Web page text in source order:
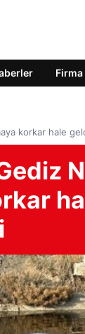
Firma
korkar hale